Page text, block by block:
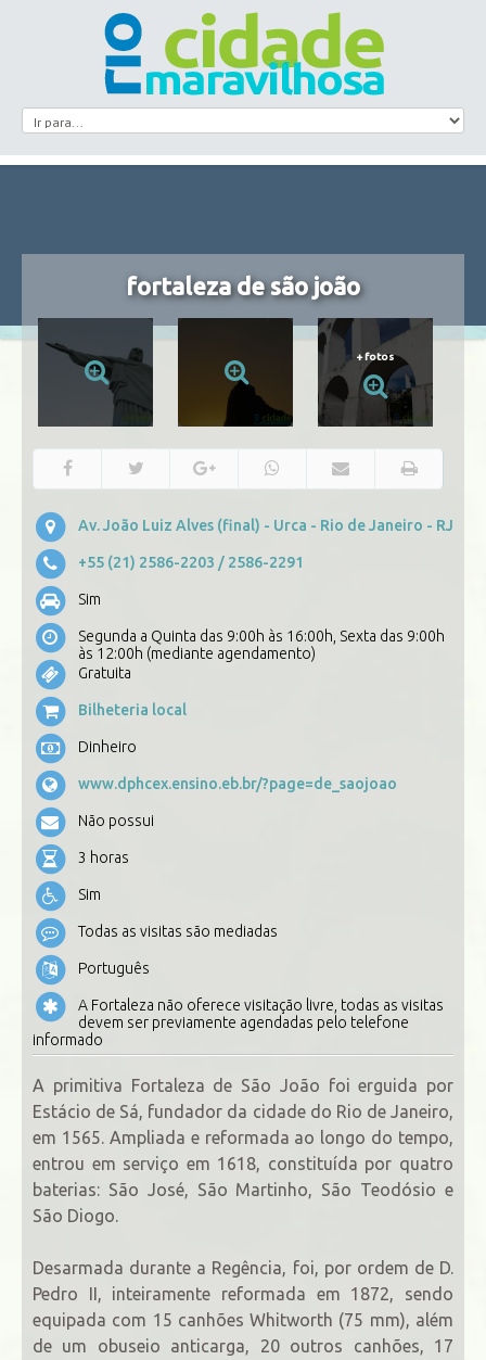
fortaleza de são joão
+fotos
Av. João Luiz Alves (final) - Urca - Rio de Janeiro - RJ
+55 (21) 2586-2203 / 2586-2291
Sim
Segunda a Quinta das 9:00h às 16:00h, Sexta das 9:00h
às 12:00h (mediante agendamento)
Gratuita
Bilheteria local
Dinheiro
www.dphcex.ensino.eb.br/?page=de_saojoao
Não possui
3 horas
Sim
Todas as visitas são mediadas
Português
A Fortaleza não oferece visitação livre, todas as visitas
devem ser previamente agendadas pelo telefone
informado
A primitiva Fortaleza de São João foi erguida por
Estácio de Sá, fundador da cidade do Rio de Janeiro,
em 1565. Ampliada e reformada ao longo do tempo,
entrou em serviço em 1618, constituída por quatro
baterias: São José, São Martinho, São Teodósio e
São Diogo.
Desarmada durante a Regência, foi, por ordem de D.
Pedro II, inteiramente reformada em 1872, sendo
equipada com 15 canhões Whitworth (75 mm), além
de um obuseio anticarga, 20 outros canhões, 17